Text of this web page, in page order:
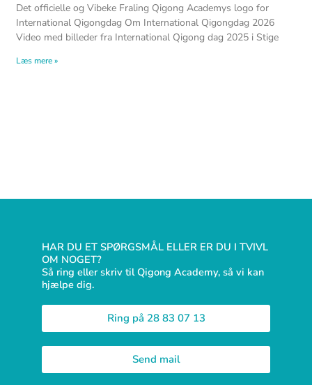
Det officielle og Vibeke Fraling Qigong Academys logo for
International Qigongdag Om International Qigongdag 2026
Video med billeder fra International Qigong dag 2025 i Stige
Læs mere »
HAR DU ET SPØRGSMÅL ELLER ER DU I TVIVL
OM NOGET?
Så ring eller skriv til Qigong Academy, så vi kan
hjælpe dig.
Ring på 28 83 07 13
Send mail